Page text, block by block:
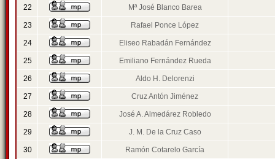
22 Mª José Blanco Barea
23 Rafael Ponce López
24 Eliseo Rabadán Fernández
25 Emiliano Fernández Rueda
26 Aldo H. Delorenzi
27 Cruz Antón Jiménez
28 José A. Almedárez Robledo
29 J. M. De la Cruz Caso
30 Ramón Cotarelo García